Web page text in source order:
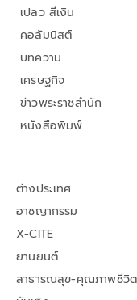
เปลว สีเงิน
คอลัมนิสต์
บทความ
เศรษฐกิจ
ข่าวพระราชสำนัก
หนังสือพิมพ์
ต่างประเทศ
อาชญากรรม
X-CITE
ยานยนต์
สาธารณสุข-คุณภาพชีวิต